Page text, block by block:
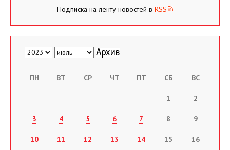
Подписка на ленту новостей в RSS
ПН ВТ СР ЧТ ПТ СБ ВС
1 2
3 4 5 6 7 8 9
10 11 12 13 14 15 16